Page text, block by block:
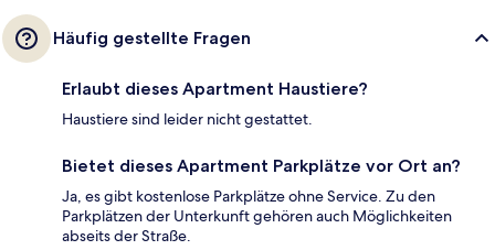
Häufig gestellte Fragen
Erlaubt dieses Apartment Haustiere?
Haustiere sind leider nicht gestattet.
Bietet dieses Apartment Parkplätze vor Ort an?
Ja, es gibt kostenlose Parkplätze ohne Service. Zu den
Parkplätzen der Unterkunft gehören auch Möglichkeiten
abseits der Straße.